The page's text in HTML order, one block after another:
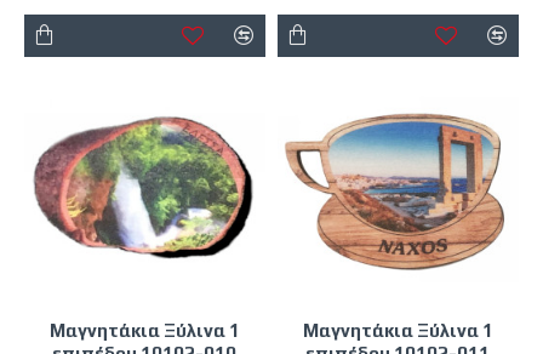
Μαγνητάκια Ξύλινα 1
Μαγνητάκια Ξύλινα 1